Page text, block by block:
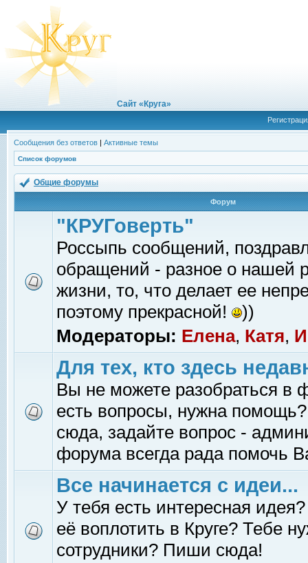
Сайт «Круга»
Сообщения без ответов | Активные темы
Список форумов
Общие форумы
Форум
"КРУГоверть"
Россыпь сообщений,
обращений - разное о нашей
жизни, то, что делает ее
поэтому прекрасной!
))
Модераторы: Елена, Катя,
Для тех, кто здесь
Вы не можете разобраться в
есть вопросы, нужна помощь?
сюда, задайте вопрос -
форума всегда рада помочь
Все начинается с идеи...
У тебя есть интересная
её воплотить в Круге? Тебе
сотрудники? Пиши сюда!